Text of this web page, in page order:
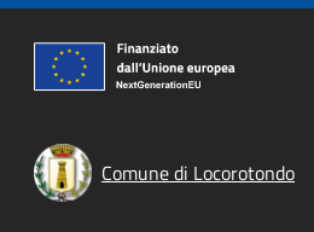
Comune di Locorotondo